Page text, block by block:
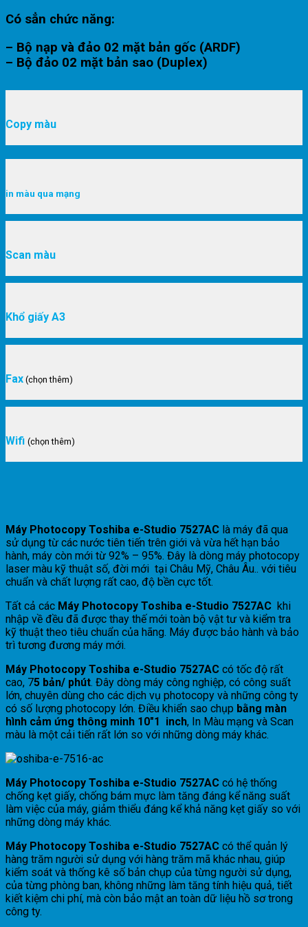
Có sẳn chức năng:
– Bộ nạp và đảo 02 mặt bản gốc (ARDF)
– Bộ đảo 02 mặt bản sao (Duplex)
Copy màu
in màu qua mạng
Scan màu
Khổ giấy A3
Fax (chọn thêm)
Wifi (chọn thêm)
Máy Photocopy Toshiba e-Studio 7527AC là máy đã qua
sử dụng từ các nước tiên tiến trên giới và vừa hết hạn bảo
hành, máy còn mới từ 92% – 95%. Đây là dòng máy photocopy
laser màu kỹ thuật số, đời mới tại Châu Mỹ, Châu Âu.. với tiêu
chuẩn và chất lượng rất cao, độ bền cực tốt.
Tất cả các Máy Photocopy Toshiba e-Studio 7527AC khi
nhập về đều đã được thay thế mới toàn bộ vật tư và kiểm tra
kỹ thuật theo tiêu chuẩn của hãng. Máy được bảo hành và bảo
trì tương đương máy mới.
Máy Photocopy Toshiba e-Studio 7527AC có tốc độ rất
cao, 75 bản/ phút. Đây dòng máy công nghiệp, có công suất
lớn, chuyên dùng cho các dịch vụ photocopy và những công ty
có số lượng photocopy lớn. Điều khiển sao chụp bằng màn
hình cảm ứng thông minh 10″1 inch, In Màu mạng và Scan
màu là một cải tiến rất lớn so với những dòng máy khác.
Máy Photocopy Toshiba e-Studio 7527AC có hệ thống
chống kẹt giấy, chống bám mực làm tăng đáng kể năng suất
làm việc của máy, giảm thiểu đáng kể khả năng kẹt giấy so với
những dòng máy khác.
Máy Photocopy Toshiba e-Studio 7527AC có thể quản lý
hàng trăm người sử dụng với hàng trăm mã khác nhau, giúp
kiểm soát và thống kê số bản chụp của từng người sử dụng,
của từng phòng ban, không những làm tăng tính hiệu quả, tiết
kiết kiệm chi phí, mà còn bảo mật an toàn dữ liệu hồ sơ trong
công ty.